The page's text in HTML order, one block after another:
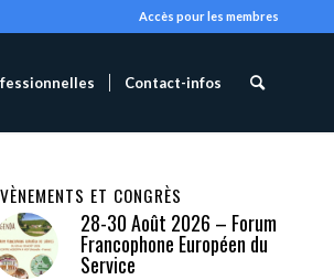
Accès pour les membres
Contact-infos
ET CONGRÈS
28-30 Août 2026 – Forum
Francophone Européen du
Service